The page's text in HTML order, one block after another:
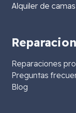
Alquiler de
Reparaciones
Preguntas
Blog